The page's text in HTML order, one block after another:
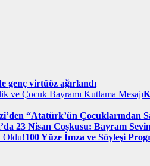
genç virtüöz ağırlandı
“Atatürk’ün Çocuklarından
23 Nisan Coşkusu: Bayram
100 Yüze İmza ve Söyleşi